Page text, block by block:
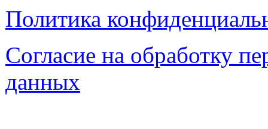
Политика
Согласие на обработку
данных